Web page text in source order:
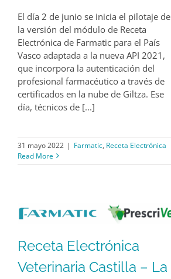
El día 2 de junio se inicia el pilotaje de
la versión del módulo de Receta
Electrónica de Farmatic para el País
Vasco adaptada a la nueva API 2021,
que incorpora la autenticación del
profesional farmacéutico a través de
certificados en la nube de Giltza. Ese
día, técnicos de [...]
31 mayo 2022 | Farmatic, Receta Electrónica
Read More
Receta Electrónica
Veterinaria Castilla – La